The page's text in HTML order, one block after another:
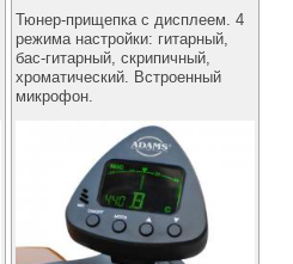
Тюнер-прищепка с дисплеем. 4
режима настройки: гитарный,
бас-гитарный, скрипичный,
хроматический. Встроенный
микрофон.